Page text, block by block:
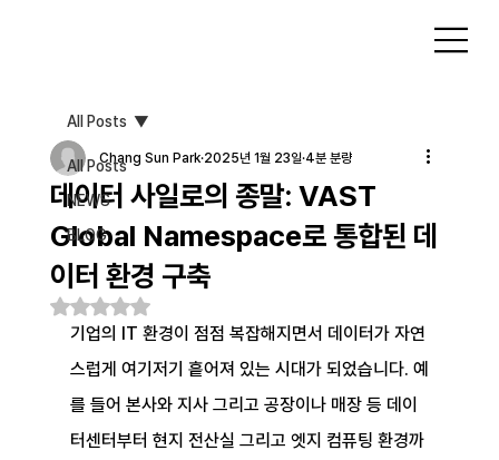
All Posts
NEWS
BLOG
All Posts
데이터 사일로의 종말: VAST
Global Namespace로 통합된 데
이터 환경 구축
Chang Sun Park 2025년 1월 23일 4분 분량
별점 5점 중 NaN점을 주었습니다.
기업의 IT 환경이 점점 복잡해지면서 데이터가 자연
스럽게 여기저기 흩어져 있는 시대가 되었습니다. 예
를 들어 본사와 지사 그리고 공장이나 매장 등 데이
터센터부터 현지 전산실 그리고 엣지 컴퓨팅 환경까